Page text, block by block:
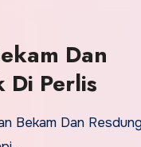
Dan
Di Perlis
Bekam Dan